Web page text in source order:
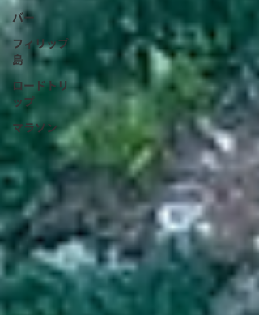
バー
フィリップ
島
ロードトリ
ップ
マラソン